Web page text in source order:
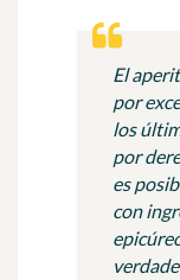
El
por
los
por
es
con